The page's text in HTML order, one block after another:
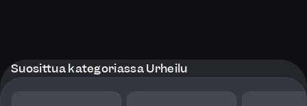
Suosittua kategoriassa Urheilu